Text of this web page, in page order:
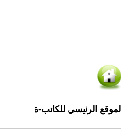
الموقع الرئيسي للكاتب-ة